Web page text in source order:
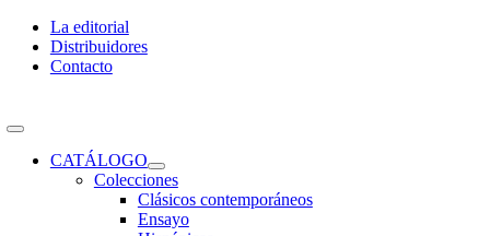
Skip
content
La editorial
Distribuidores
Contacto
Toggle
NavigationCATÁLOGO
Colecciones
Clásicos contemporáneos
Ensayo